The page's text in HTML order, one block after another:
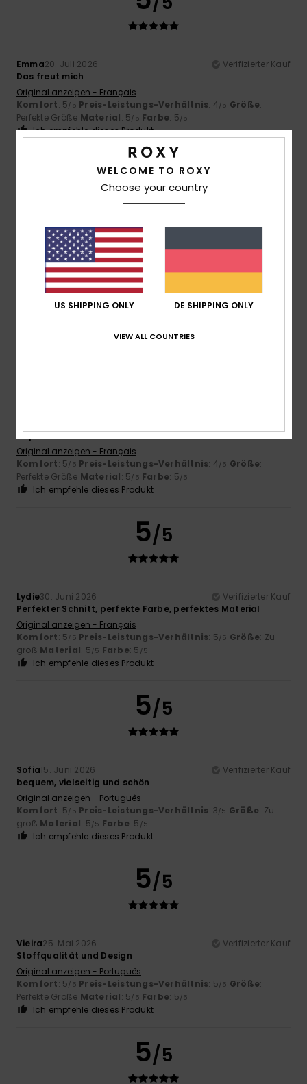
Emma20. Juli 2026
Verifizierter Kauf
Das freut mich
Original anzeigen - Français
Komfort: 5/5 Preis-Leistungs-Verhältnis: 4/5 Größe:
Perfekte Größe Material: 5/5 Farbe: 5/5
Ich empfehle dieses Produkt
5/5
Christine5. Juli 2026
Aus denselben Gründen wie zuvor
Original anzeigen - Français
Komfort: 5/5 Preis-Leistungs-Verhältnis
Perfekte GrößeMaterial: 5/5 Farbe: 5/5
Ich empfehle dieses Produkt
5
Es passt zu mir.
Original anzeigen - Français
Komfort: 5/5 Preis-Leistungs-Verhältnis: 4/5 Größe:
Perfekte Größe Material: 5/5 Farbe: 5/5
Ich empfehle dieses Produkt
5/5
Lydie30. Juni 2026
Verifizierter Kauf
Perfekter Schnitt, perfekte Farbe, perfektes Material
Original anzeigen - Français
Komfort: 5/5 Preis-Leistungs-Verhältnis: 5/5 Größe: Zu
groß Material: 5/5 Farbe: 5 /5
Ich empfehle dieses Produkt
5/5
Sofia15. Juni 2026
Verifizierter Kauf
bequem, vielseitig und schön
Original anzeigen - Português
Komfort: 5/5 Preis-Leistungs-Verhältnis: 3/5 Größe: Zu
groß Material: 5/5 Farbe: 5 /5
Ich empfehle dieses Produkt
5/5
Vieira25. Mai 2026
Verifizierter Kauf
Stoffqualität und Design
Original anzeigen - Português
Komfort: 5/5 Preis-Leistungs-Verhältnis: 5/5 Größe:
Perfekte Größe Material: 5/5 Farbe: 5/5
Ich empfehle dieses Produkt
5/5
WELCOME TO ROXY
Choose your country
US SHIPPING ONLY DE SHIPPING ONLY
VIEW ALL COUNTRIES